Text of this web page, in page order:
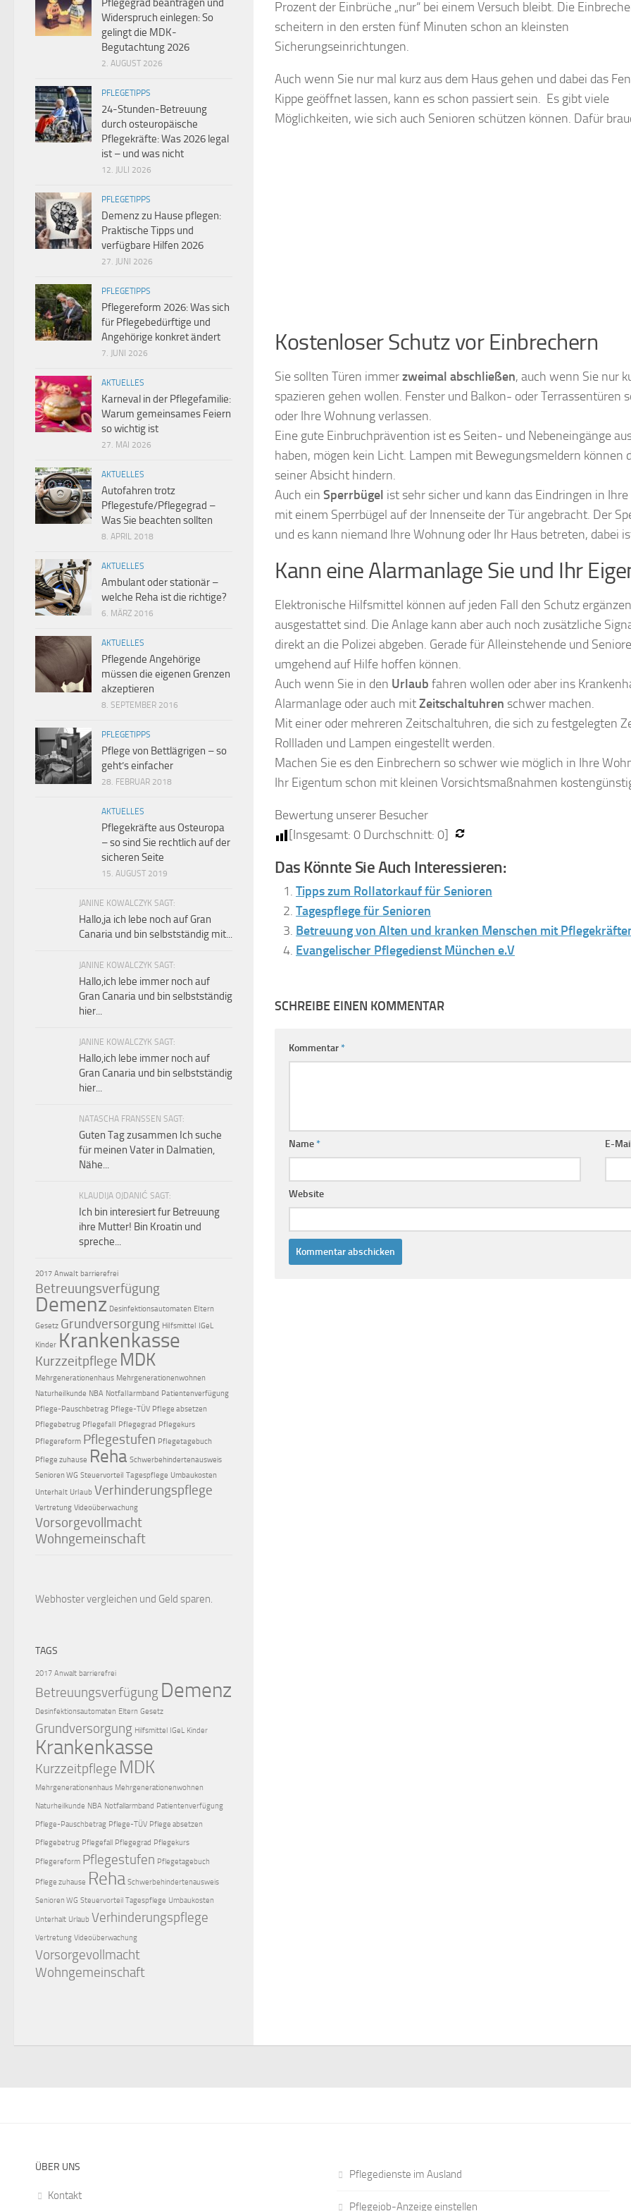
Prozent der Einbrüche „nur“ bei einem Versuch bleibt. Die
scheitern in den ersten fünf Minuten schon an kleinsten
Sicherungseinrichtungen.
Auch wenn Sie nur mal kurz aus dem Haus gehen und dabei das
Kippe geöffnet lassen, kann es schon passiert sein. Es gibt viele
Möglichkeiten, wie sich auch Senioren schützen können. Dafür
Kostenloser Schutz vor Einbrechern
Sie sollten Türen immerzweimal abschließen, auch wenn Sie nur
spazieren gehen wollen. Fenster und Balkon- oder Terrassentüren
oder Ihre Wohnung verlassen.
Eine gute Einbruchprävention ist es Seiten- und Nebeneingänge
haben, mögen kein Licht. Lampen mit Bewegungsmeldern können
seiner Absicht hindern.
Auch ein Sperrbügel ist sehr sicher und kann das Eindringen in
mit einem Sperrbügel auf der Innenseite der Tür angebracht. Der
und es kann niemand Ihre Wohnung oder Ihr Haus betreten, dabei
Kann eine Alarmanlage Sie und Ihr
Elektronische Hilfsmittel können auf jeden Fall den Schutz
ausgestattet sind. Die Anlage kann aber auch noch zusätzliche
direkt an die Polizei abgeben. Gerade für Alleinstehende und
umgehend auf Hilfe hoffen können.
Auch wenn Sie in den Urlaub fahren wollen oder aber ins
Alarmanlage oder auch mitZeitschaltuhren schwer machen.
Mit einer oder mehreren Zeitschaltuhren, die sich zu festgelegten
Rollladen und Lampen eingestellt werden.
Machen Sie es den Einbrechern so schwer wie möglich in Ihre
Ihr Eigentum schon mit kleinen Vorsichtsmaßnahmen
Bewertung unserer Besucher
[Insgesamt: 0 Durchschnitt: 0]
Das Könnte Sie Auch Interessieren:
Tipps zum Rollatorkauf für Senioren
Tagespflege für Senioren
Betreuung von Alten und kranken Menschen mit
Evangelischer Pflegedienst München e.V
SCHREIBE EINEN KOMMENTAR
Kommentar*
Name* E-
Website
Pflegegrad beantragen und
Widerspruch einlegen: So
gelingt die MDK-
Begutachtung 2026
2. AUGUST 2026
PFLEGETIPPS
24-Stunden-Betreuung
durch osteuropäische
Pflegekräfte: Was 2026 legal
ist – und was nicht
12. JULI 2026
PFLEGETIPPS
Demenz zu Hause pflegen:
Praktische Tipps und
verfügbare Hilfen 2026
27. JUNI 2026
PFLEGETIPPS
Pflegereform 2026: Was sich
für Pflegebedürftige und
Angehörige konkret ändert
7. JUNI 2026
AKTUELLES
Karneval in der Pflegefamilie:
Warum gemeinsames Feiern
so wichtig ist
27. MAI 2026
AKTUELLES
Autofahren trotz
Pflegestufe/Pflegegrad –
Was Sie beachten sollten
8. APRIL 2018
AKTUELLES
Ambulant oder stationär –
welche Reha ist die richtige?
6. MÄRZ 2016
AKTUELLES
Pflegende Angehörige
müssen die eigenen Grenzen
akzeptieren
8. SEPTEMBER 2016
PFLEGETIPPS
Pflege von Bettlägrigen – so
geht’s einfacher
28. FEBRUAR 2018
AKTUELLES
Pflegekräfte aus Osteuropa
– so sind Sie rechtlich auf der
sicheren Seite
15. AUGUST 2019
JANINE KOWALCZYK SAGT:
Hallo,ja ich lebe noch auf Gran
Canaria und bin selbstständig mit...
JANINE KOWALCZYK SAGT:
Hallo,ich lebe immer noch auf
Gran Canaria und bin selbstständig
hier...
JANINE KOWALCZYK SAGT:
Hallo,ich lebe immer noch auf
Gran Canaria und bin selbstständig
hier...
NATASCHA FRANSSEN SAGT:
Guten Tag zusammen Ich suche
für meinen Vater in Dalmatien,
Nähe...
KLAUDIJA OJDANIĆ SAGT:
Ich bin interesiert fur Betreuung
ihre Mutter! Bin Kroatin und
spreche...
2017 Anwalt barrierefrei
Betreuungsverfügung
Demenz Desinfektionsautomaten Eltern
Gesetz Grundversorgung Hilfsmittel IGeL
Kinder Krankenkasse
Kurzzeitpflege MDK
Mehrgenerationenhaus Mehrgenerationenwohnen
Naturheilkunde NBA Notfallarmband Patientenverfügung
Pflege-Pauschbetrag Pflege-TÜV Pflege absetzen
Pflegebetrug Pflegefall Pflegegrad Pflegekurs
Pflegereform Pflegestufen Pflegetagebuch
Pflege zuhause Reha Schwerbehindertenausweis
Senioren WG Steuervorteil Tagespflege Umbaukosten
Unterhalt Urlaub Verhinderungspflege
Vertretung Videoüberwachung
Vorsorgevollmacht
Wohngemeinschaft
Webhoster vergleichen und Geld sparen.
TAGS
2017 Anwalt barrierefrei
Betreuungsverfügung Demenz
Desinfektionsautomaten Eltern Gesetz
Grundversorgung Hilfsmittel IGeL Kinder
Krankenkasse
Kurzzeitpflege MDK
Mehrgenerationenhaus Mehrgenerationenwohnen
Naturheilkunde NBA Notfallarmband Patientenverfügung
Pflege-Pauschbetrag Pflege-TÜV Pflege absetzen
Pflegebetrug Pflegefall Pflegegrad Pflegekurs
Pflegereform Pflegestufen Pflegetagebuch
Pflege zuhause Reha Schwerbehindertenausweis
Senioren WG Steuervorteil Tagespflege Umbaukosten
Unterhalt Urlaub Verhinderungspflege
Vertretung Videoüberwachung
Vorsorgevollmacht
Wohngemeinschaft
ÜBER UNS
Kontakt
Pflegedienste im Ausland
Pflegejob-Anzeige einstellen